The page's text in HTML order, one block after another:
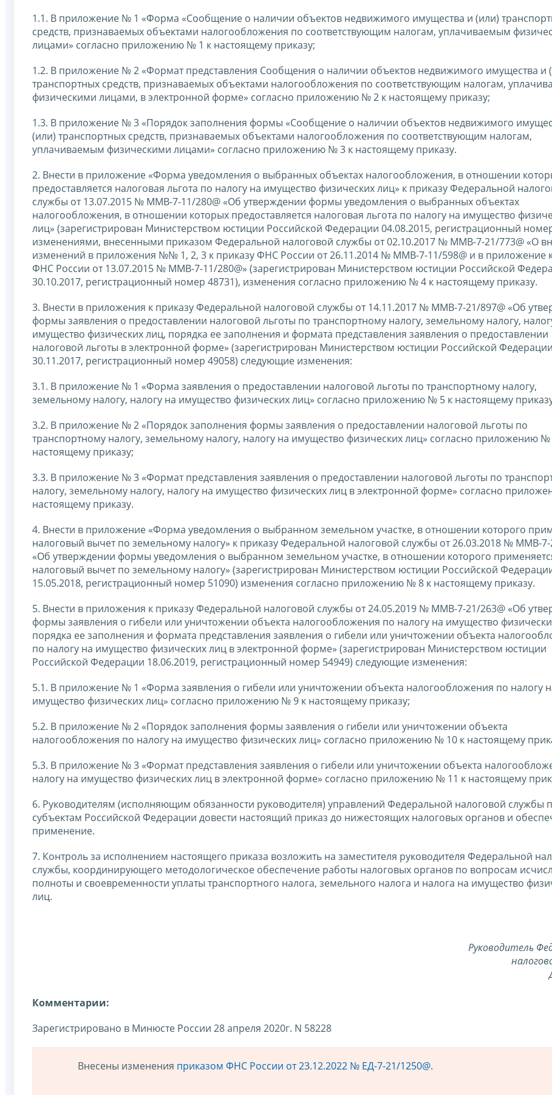
1.1. В приложение № 1 «Форма «Сообщение о наличии объектов недвижимого имущества и (или)
средств, признаваемых объектами налогообложения по соответствующим налогам, уплачиваемым
лицами» согласно приложению № 1 к настоящему приказу;
1.2. В приложение № 2 «Формат представления Сообщения о наличии объектов недвижимого имущества и
транспортных средств, признаваемых объектами налогообложения по соответствующим налогам,
физическими лицами, в электронной форме» согласно приложению № 2 к настоящему приказу;
1.3. В приложение № 3 «Порядок заполнения формы «Сообщение о наличии объектов недвижимого
(или) транспортных средств, признаваемых объектами налогообложения по соответствующим налогам,
уплачиваемым физическими лицами» согласно приложению № 3 к настоящему приказу.
2. Внести в приложение «Форма уведомления о выбранных объектах налогообложения, в отношении
предоставляется налоговая льгота по налогу на имущество физических лиц» к приказу Федеральной
службы от 13.07.2015 № ММВ-7-11/280@ «Об утверждении формы уведомления о выбранных объектах
налогообложения, в отношении которых предоставляется налоговая льгота по налогу на имущество
лиц» (зарегистрирован Министерством юстиции Российской Федерации 04.08.2015, регистрационный
изменениями, внесенными приказом Федеральной налоговой службы от 02.10.2017 № ММВ-7-21/773@ «О
изменений в приложения №№ 1, 2, 3 к приказу ФНС России от 26.11.2014 № ММВ-7-11/598@ и в приложение
ФНС России от 13.07.2015 № ММВ-7-11/280@» (зарегистрирован Министерством юстиции Российской
30.10.2017, регистрационный номер 48731), изменения согласно приложению № 4 к настоящему приказу.
3. Внести в приложения к приказу Федеральной налоговой службы от 14.11.2017 № ММВ-7-21/897@ «Об
формы заявления о предоставлении налоговой льготы по транспортному налогу, земельному налогу,
имущество физических лиц, порядка ее заполнения и формата представления заявления о предоставлении
налоговой льготы в электронной форме» (зарегистрирован Министерством юстиции Российской Федерации
30.11.2017, регистрационный номер 49058) следующие изменения:
3.1. В приложение № 1 «Форма заявления о предоставлении налоговой льготы по транспортному налогу,
земельному налогу, налогу на имущество физических лиц» согласно приложению № 5 к настоящему
3.2. В приложение № 2 «Порядок заполнения формы заявления о предоставлении налоговой льготы по
транспортному налогу, земельному налогу, налогу на имущество физических лиц» согласно приложению №
настоящему приказу;
3.3. В приложение № 3 «Формат представления заявления о предоставлении налоговой льготы по
налогу, земельному налогу, налогу на имущество физических лиц в электронной форме» согласно
настоящему приказу.
4. Внести в приложение «Форма уведомления о выбранном земельном участке, в отношении которого
налоговый вычет по земельному налогу» к приказу Федеральной налоговой службы от 26.03.2018 № ММВ-7-
«Об утверждении формы уведомления о выбранном земельном участке, в отношении которого
налоговый вычет по земельному налогу» (зарегистрирован Министерством юстиции Российской
15.05.2018, регистрационный номер 51090) изменения согласно приложению № 8 к настоящему приказу.
5. Внести в приложения к приказу Федеральной налоговой службы от 24.05.2019 № ММВ-7-21/263@ «Об
формы заявления о гибели или уничтожении объекта налогообложения по налогу на имущество
порядка ее заполнения и формата представления заявления о гибели или уничтожении объекта
по налогу на имущество физических лиц в электронной форме» (зарегистрирован Министерством юстиции
Российской Федерации 18.06.2019, регистрационный номер 54949) следующие изменения:
5.1. В приложение № 1 «Форма заявления о гибели или уничтожении объекта налогообложения по налогу
имущество физических лиц» согласно приложению № 9 к настоящему приказу;
5.2. В приложение № 2 «Порядок заполнения формы заявления о гибели или уничтожении объекта
налогообложения по налогу на имущество физических лиц» согласно приложению № 10 к настоящему
5.3. В приложение № 3 «Формат представления заявления о гибели или уничтожении объекта
налогу на имущество физических лиц в электронной форме» согласно приложению № 11 к настоящему
6. Руководителям (исполняющим обязанности руководителя) управлений Федеральной налоговой службы
субъектам Российской Федерации довести настоящий приказ до нижестоящих налоговых органов и
применение.
7. Контроль за исполнением настоящего приказа возложить на заместителя руководителя Федеральной
службы, координирующего методологическое обеспечение работы налоговых органов по вопросам
полноты и своевременности уплаты транспортного налога, земельного налога и налога на имущество
лиц.
Руководитель
Комментарии:
Зарегистрировано в Минюсте России 28 апреля 2020г. N 58228
Внесены изменения приказом ФНС России от 23.12.2022 № ЕД-7-21/1250@.